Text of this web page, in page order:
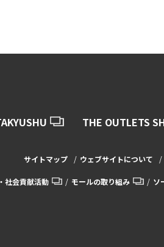
THE OUTLETS
サイトマップ ウェブサイトについて
社会貢献活動 モールの取り組み ソ